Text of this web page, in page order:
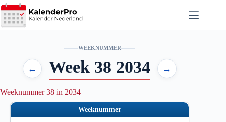
Ga
naar
de
WEEKNUMMER
← Week 38 2034 →
Weeknummer 38 in 2034
Weeknummer